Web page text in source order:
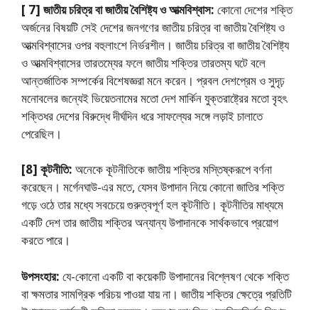
[ 7] জাতীয় চরিত্র বা জাতীয় বৈশিষ্ট্য ও আত্মবিশ্বাস: কোনো দেশের শক্তি
অর্জনের বিষয়টি সেই দেশের জনগণের জাতীয় চরিত্র বা জাতীয় বৈশিষ্ট্য ও
আত্মবিশ্বাসের ওপর বহুলাংশে নির্ভরশীল। জাতীয় চরিত্র বা জাতীয় বৈশিষ্ট্য
ও আত্মবিশ্বাসের তারতম্যের ফলে জাতীয় শক্তির তারতম্য ঘটে বলে
আন্তর্জাতিক সম্পর্কের বিশেষজ্ঞরা মনে করেন। প্রবল দেশপ্রেম ও সুদৃঢ়
মনোবলের জন্যেই ভিয়েতনামের মতো দেশ মার্কিন যুক্তরাষ্ট্রের মতো বৃহৎ
শক্তিধর দেশের বিরুদ্ধে দীর্ঘদিন ধরে সাফল্যের সঙ্গে লড়াই চালাতে
পেরেছিল।
[8] কূটনীতি: অনেকে কূটনীতিকে জাতীয় শক্তির মস্তিষ্করূপে বর্ণনা
করেছেন। মর্গেনঘাউ-এর মতে, যেসব উপাদান নিয়ে কোনো জাতির শক্তি
গড়ে ওঠে তার মধ্যে সবচেয়ে গুরুত্বপূর্ণ হল কূটনীতি। কূটনীতির মাধ্যমে
একটি দেশ তার জাতীয় শক্তির অন্যান্য উপাদানকে সার্থকভাবে প্রয়োগ
করতে পারে।
উপসংহার: যে-কোনো একটি বা কয়েকটি উপাদানের বিশ্লেষণ থেকে শক্তি
বা ক্ষমতার সামগ্রিক পরিচয় পাওয়া যায় না। জাতীয় শক্তির ক্ষেত্রে প্রতিটি